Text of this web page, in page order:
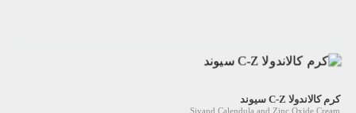
کرم کالاندولا C-Z سیوند
Sivand Calendula and Zinc Oxide Cream